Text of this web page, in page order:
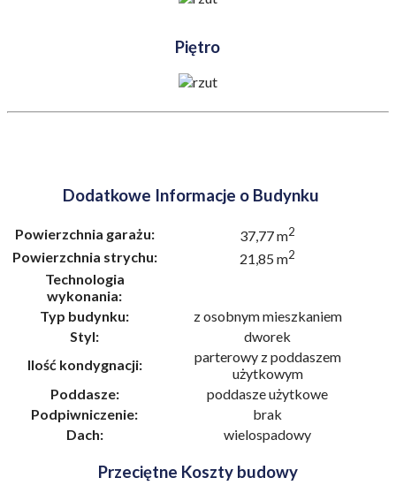
Piętro
Dodatkowe Informacje o Budynku
Powierzchnia garażu: 37,77 m2
Powierzchnia strychu: 21,85 m2
Technologia
wykonania:
Typ budynku:
z osobnym mieszkaniem
Styl:
dworek
Ilość kondygnacji:
parterowy z poddaszem
użytkowym
Poddasze:
poddasze użytkowe
Podpiwniczenie:
brak
Dach:
wielospadowy
Przeciętne Koszty budowy